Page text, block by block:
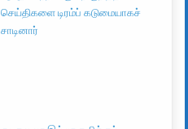
செய்திகளை டிரம்ப் கடுமையாகச்
சாடினார்